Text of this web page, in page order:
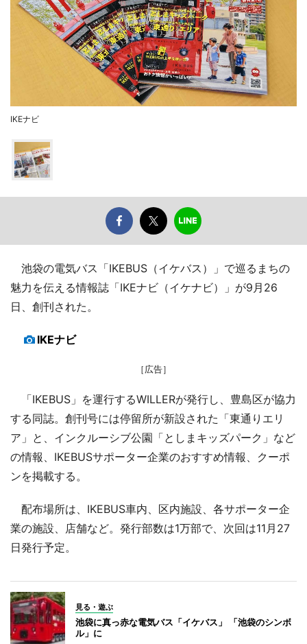
IKEナビ
池袋の電気バス「IKEBUS（イケバス）」で巡るまちの
魅力を伝える情報誌「IKEナビ（イケナビ）」が9月26
日、創刊された。
IKEナビ
［広告］
「IKEBUS」を運行するWILLERが発行し、豊島区が協力
する同誌。創刊号には停留所が新設された「東通りエリ
ア」と、インクルーシブ公園「としまキッズパーク」など
の情報、IKEBUSサポーター企業のおすすめ情報、クーポ
ンを掲載する。
配布場所は、IKEBUS車内、区内施設、各サポーター企
業の施設、店舗など。発行部数は1万部で、次回は11月27
日発行予定。
見る・遊ぶ
池袋に真っ赤な電気バス「イケバス」 「池袋のシンボ
ル」に